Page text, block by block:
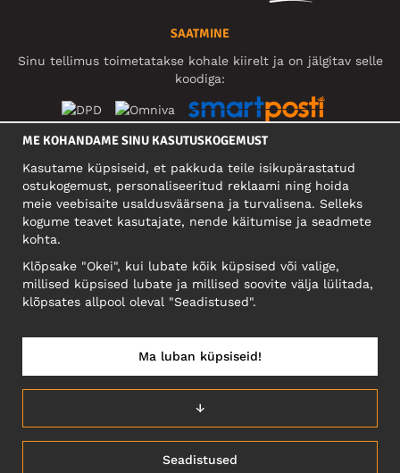
SAATMINE
Sinu tellimus toimetatakse kohale kiirelt ja on jälgitav selle
koodiga:
FIRMA
Mäeküla tn 9, EE-13525 Tallinn
Reg: 17449603, KMKR: EE102960721
EESTI/EESTI KEEL
ME KOHANDAME SINU KASUTUSKOGEMUST
Kasutame küpsiseid, et pakkuda teile isikupärastatud
ostukogemust, personaliseeritud reklaami ning hoida
meie veebisaite usaldusväärsena ja turvalisena. Selleks
kogume teavet kasutajate, nende käitumise ja seadmete
kohta.
Klõpsake "Okei", kui lubate kõik küpsised või valige,
millised küpsised lubate ja millised soovite välja lülitada,
klõpsates allpool oleval "Seadistused".
Seadistused
↓
Ma luban küpsiseid!